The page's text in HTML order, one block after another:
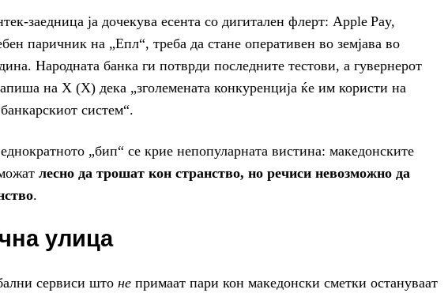
ја дочекува есента со дигитален флерт: Apple Pay,
паричник на „Епл“, треба да стане оперативен во земјава во
Народната банка ги потврди последните тестови, а гувернерот
на Х (X) дека „зголемената конкуренција ќе им користи на
систем“.
„бип“ се крие непопуларната вистина: македонските
лесно да трошат кон странство, но речиси невозможно да
.
улица
сервиси што не примаат пари кон македонски сметки остануваат